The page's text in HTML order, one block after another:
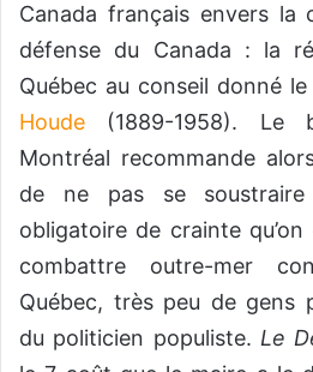
Canada français envers la
défense du Canada : la
Québec au conseil donné
Houde (1889-1958). Le
Montréal recommande
de ne pas se soustraire
obligatoire de crainte
combattre outre-mer
Québec, très peu de gens
du politicien populiste. Le